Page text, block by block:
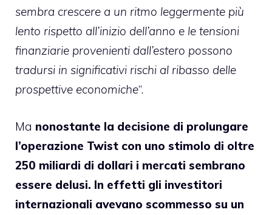
sembra crescere a un ritmo leggermente più
lento rispetto all’inizio dell’anno e le tensioni
finanziarie provenienti dall’estero possono
tradursi in significativi rischi al ribasso delle
prospettive economiche“.
Ma nonostante la decisione di prolungare
l’operazione Twist con uno stimolo di oltre
250 miliardi di dollari i mercati sembrano
essere delusi. In effetti gli investitori
internazionali avevano scommesso su un